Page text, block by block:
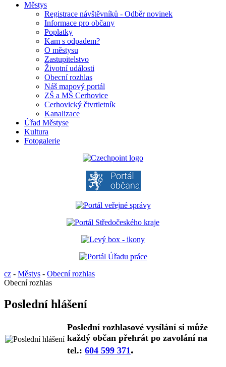
Městys
Registrace návštěvníků - Odběr novinek
Informace pro občany
Poplatky
Kam s odpadem?
O městysu
Zastupitelstvo
Životní události
Obecní rozhlas
Náš mapový portál
ZŠ a MŠ Cerhovice
Cerhovický čtvrtletník
Kanalizace
Úřad Městyse
Kultura
Fotogalerie
cz - Městys - Obecní rozhlas
Obecní rozhlas
Poslední hlášení
Poslední rozhlasové vysílání si může
každý občan přehrát po zavolání na
tel.: 604 599 371 .